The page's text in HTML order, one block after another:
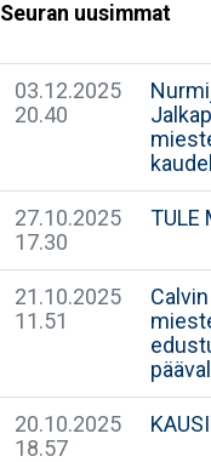
Seuran uusimmat
03.12.2025
20.40
27.10.2025
17.30
TULE
21.10.2025
11.51
20.10.2025
18.57